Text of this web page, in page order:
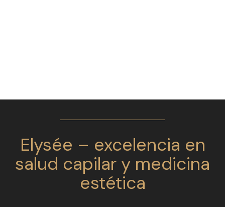
Elysée – excelencia en
salud capilar y medicina
estética